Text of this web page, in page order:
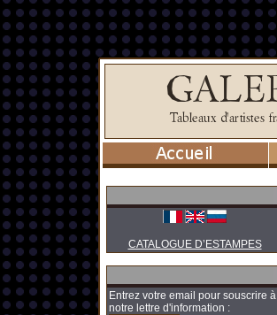
CATALOGUE D’ESTAMPES
Entrez votre email pour souscrire à
notre lettre d'information :